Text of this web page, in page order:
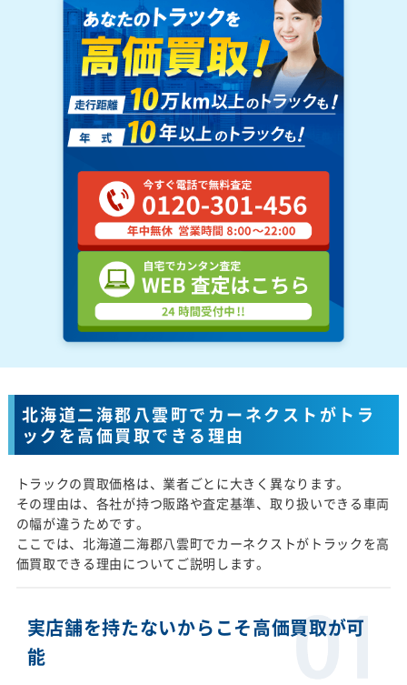
北海道二海郡八雲町でカーネクストがトラ
ックを高価買取できる理由
トラックの買取価格は、業者ごとに大きく異なります。
その理由は、各社が持つ販路や査定基準、取り扱いできる車両
の幅が違うためです。
ここでは、北海道二海郡八雲町でカーネクストがトラックを高
価買取できる理由についてご説明します。
実店舗を持たないからこそ高価買取が可
能